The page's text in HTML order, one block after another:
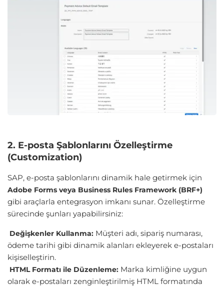
2. E-posta Şablonlarını Özelleştirme
(Customization)
SAP, e-posta şablonlarını dinamik hale getirmek için
Adobe Forms veya Business Rules Framework (BRF+)
gibi araçlarla entegrasyon imkanı sunar. Özelleştirme
sürecinde şunları yapabilirsiniz:
Değişkenler Kullanma: Müşteri adı, sipariş numarası,
ödeme tarihi gibi dinamik alanları ekleyerek e-postaları
kişiselleştirin.
HTML Formatı ile Düzenleme: Marka kimliğine uygun
olarak e-postaları zenginleştirilmiş HTML formatında